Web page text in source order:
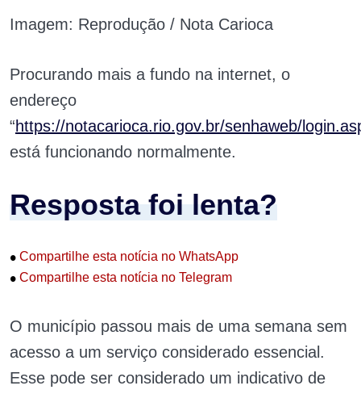
Imagem: Reprodução / Nota Carioca
Procurando mais a fundo na internet, o
endereço
“https://notacarioca.rio.gov.br/senhaweb/
está funcionando normalmente.
Resposta foi lenta?
• Compartilhe esta notícia no WhatsApp
• Compartilhe esta notícia no Telegram
O município passou mais de uma semana sem
acesso a um serviço considerado essencial.
Esse pode ser considerado um indicativo de